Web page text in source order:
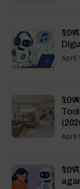
10
by
April
10
by
April
10
by